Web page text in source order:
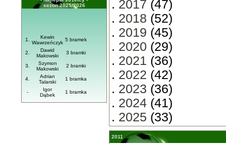
sezon 2025/2026
1.
Kewin
Wawrzeńczyk
5 bramek
2.
Dawid
Makowski
3 bramki
3.
Szymon
Makowski
2 bramki
4.
Adrian
Talarski
1 bramka
-
Igor
Dąbek
1 bramka
. 2017 (47)
. 2018 (52)
. 2019 (45)
. 2020 (29)
. 2021 (36)
. 2022 (42)
. 2023 (36)
. 2024 (41)
. 2025 (33)
2011